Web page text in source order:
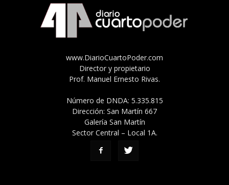
www.DiarioCuartoPoder.com
Director y propietario
Prof. Manuel Ernesto Rivas.
Número de DNDA: 5.335.815
Dirección: San Martín 667
Galería San Martín
Sector Central – Local 1A.